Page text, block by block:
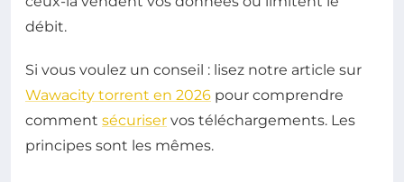
débit.
Si vous voulez un conseil : lisez notre article sur
Wawacity torrent en 2026 pour comprendre
comment sécuriser vos téléchargements. Les
principes sont les mêmes.